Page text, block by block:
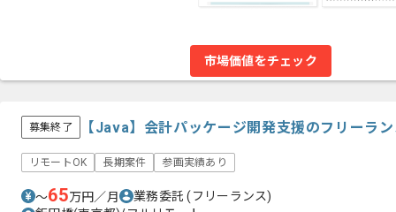
市場価値をチェック
募集終了 【Java】会計パッケージ開発支援のフリーラ
リモートOK 長期案件 参画実績あり
〜65万円／月 業務委託(フリーランス)